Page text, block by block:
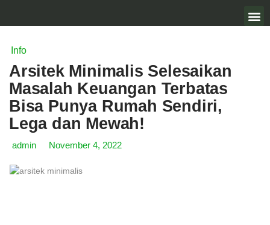
Info
Arsitek Minimalis Selesaikan
Masalah Keuangan Terbatas
Bisa Punya Rumah Sendiri,
Lega dan Mewah!
admin November 4, 2022